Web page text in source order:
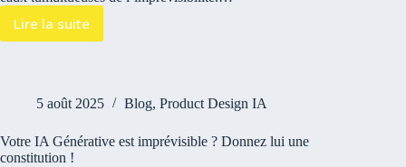
Lire la suite
5 août 2025 Blog, Product Design IA
Votre IA Générative est imprévisible ? Donnez lui une
constitution !